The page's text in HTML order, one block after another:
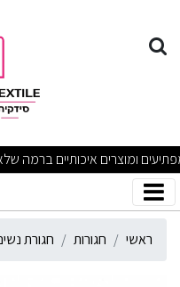
חגורת נשים
מבצעים מפתיעים
ראשי חגורות חגורת